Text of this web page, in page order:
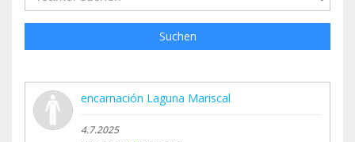
Suchen
encarnación Laguna Mariscal
4.7.2025